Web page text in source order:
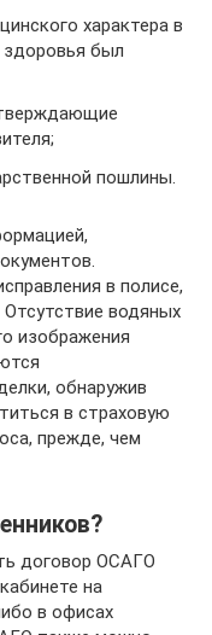
характера в
здоровья был
пошлины.
в полисе,
водяных
изображения
обнаружив
в страховую
прежде, чем
договор ОСАГО
на
в офисах